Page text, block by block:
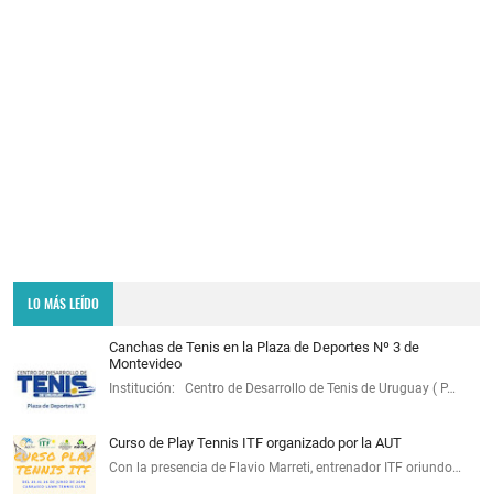
LO MÁS LEÍDO
Canchas de Tenis en la Plaza de Deportes Nº 3 de
Montevideo
Institución: Centro de Desarrollo de Tenis de Uruguay ( P…
Curso de Play Tennis ITF organizado por la AUT
Con la presencia de Flavio Marreti, entrenador ITF oriundo…